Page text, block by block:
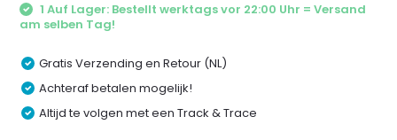
1 Auf Lager: Bestellt werktags vor 22:00 Uhr = Versand
am selben Tag!
Gratis Verzending en Retour (NL)
Achteraf betalen mogelijk!
Altijd te volgen met een Track & Trace